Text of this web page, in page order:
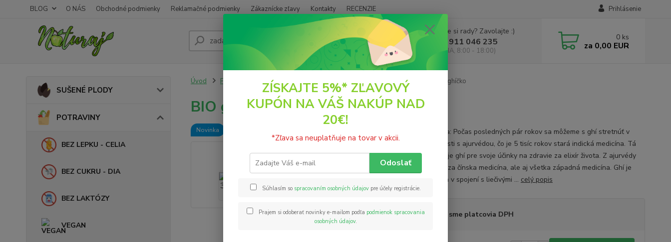
BLOG O NÁS Obchodné podmienky Reklamačné podmienky Zákaznícke zľavy Kontakty RECENZIE Prihlásenie
Hľadať
Neviete si rady? Zavolajte :)
+421 911 046 235
(PO - PIA, 8:00 - 18:00)
0 ks
za 0,00 EUR
SUŠENÉ PLODY
POTRAVINY
BEZ LEPKU - CELIA
BEZ CUKRU - DIA
BEZ LAKTÓZY
VEGAN
Úvod POTRAVINY Zdravé tuky Maslá Ghí BIO ghíčko 340ml České ghíčko
BIO ghíčko 340ml České ghíčko
Novinka
História: Počas posledných pár rokov sa môžeme s ghí stretnúť v
súvislosti s ajurvédou, čo je 5 tisíc rokov stará indická medicína. Tá
považuje ghí pre svoje účinky na zdravie za elixír života. Z ajurvédy
vychádza čínska medicína, ale aj všetka západná medicína. Ghí je
ideálna v spojení s liečivými ... celý popis
Nie sme platcovia DPH
ZÍSKAJTE 5%* ZĽAVOVÝ
KUPÓN NA VÁŠ NAKÚP NAD
20€!
*Zľava sa neuplatňuje na tovar v akcii.
Odoslať
Súhlasím so spracovaním osobných údajov pre účely registrácie.
Prajem si odoberať novinky e-mailom podľa podmienok spracovania
osobných údajov.